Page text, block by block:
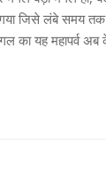
जिसे लंबे समय तक
का यह महापर्व